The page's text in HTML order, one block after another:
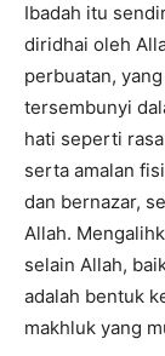
Ibadah itu
diridhai oleh
perbuatan,
tersembunyi
hati seperti
serta amalan
dan bernazar,
Allah.
selain Allah,
adalah bentuk
makhluk yang